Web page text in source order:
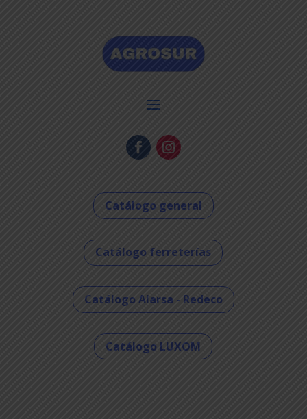
Catálogo general
Catálogo ferreterías
Catálogo Alarsa - Redeco
Catálogo LUXOM